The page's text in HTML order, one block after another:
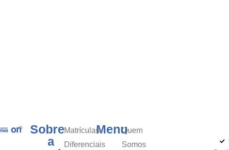
Sobre
a
Matrículas
Diferenciais
MenuQuem
Somos